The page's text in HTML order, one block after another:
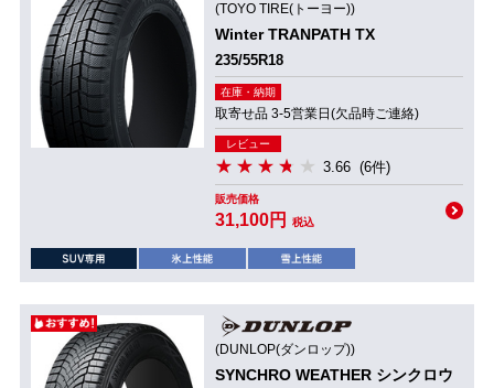
(TOYO TIRE(トーヨー))
Winter TRANPATH TX
235/55R18
在庫・納期
取寄せ品 3-5営業日(欠品時ご連絡)
レビュー
3.66 (6件)
販売価格
31,100円 税込
(DUNLOP(ダンロップ))
SYNCHRO WEATHER シンクロウ